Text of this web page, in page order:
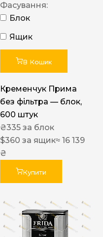
Фасування:
Блок
Ящик
В Кошик
Кременчук Прима
без фільтра — блок,
600 штук
₴335 за блок
$360 за ящик≈ 16 139
₴
Купити